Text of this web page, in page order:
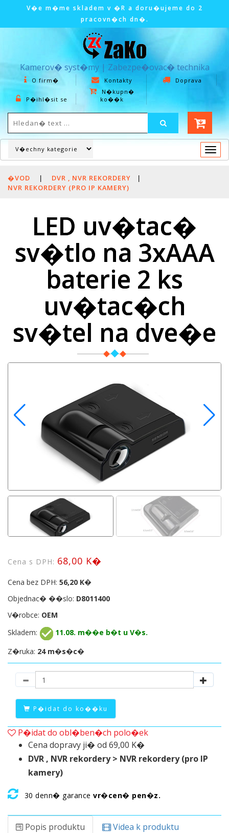
V�e m�me skladem v �R a doru�ujeme do 2
pracovn�ch dn�.
Kamerov� syst�my | Zabezpe�ovac� technika
O firm� Kontakty Doprava
P�ihl�sit se
N�kupn�
ko��k
�VOD | DVR , NVR REKORDERY
|
NVR REKORDERY (PRO IP KAMERY)
LED uv�tac�
sv�tlo na 3xAAA
baterie 2 ks
uv�tac�ch
sv�tel na dve�e
Cena s DPH: 68,00 K�
Cena bez DPH: 56,20 K�
Objednac� ��slo: D8011400
V�robce: OEM
Skladem:
11.08. m��e b�t u V�s.
Z�ruka: 24 m�s�c�
P�idat do ko��ku
P�idat do obl�ben�ch polo�ek
Cena dopravy ji� od 69,00 K�
DVR , NVR rekordery > NVR rekordery (pro IP
kamery)
30 denn� garance vr�cen� pen�z.
Popis produktu
Videa k produktu